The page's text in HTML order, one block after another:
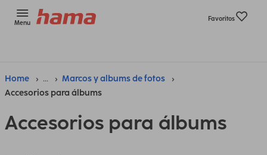
Menu
Favoritos
Home ...
Marcos y albums de fotos
Accesorios para álbums
Accesorios para álbums